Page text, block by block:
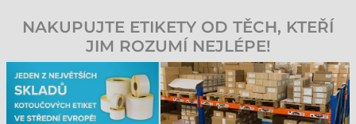
NAKUPUJTE ETIKETY OD TĚCH, KTEŘÍ
JIM ROZUMÍ NEJLÉPE!